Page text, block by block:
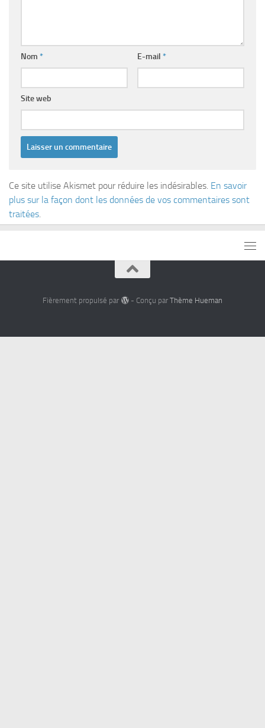
Nom * E-mail *
Site web
Ce site utilise Akismet pour réduire les indésirables. En savoir
plus sur la façon dont les données de vos commentaires sont
traitées.
Fièrement propulsé par - Conçu par Thème Hueman